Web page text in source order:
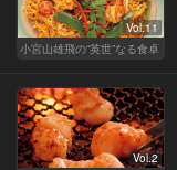
Vol.11
小宮山雄飛の“英世”なる食卓
Vol.2